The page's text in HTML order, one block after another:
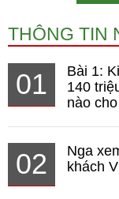
THÔNG TIN
01
Bài 1:
140
nào
02
Nga
khách